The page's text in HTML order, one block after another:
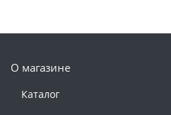
О магазине
Каталог